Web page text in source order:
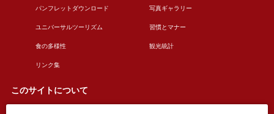
パンフレットダウンロード 写真ギャラリー
ユニバーサルツーリズム 習慣とマナー
食の多様性 観光統計
リンク集
このサイトについて